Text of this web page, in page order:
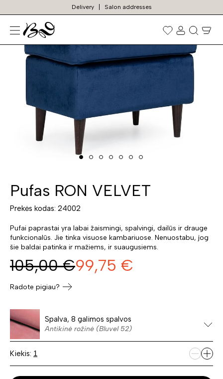
Delivery Salon addresses
Prekių
paieška
N
Pufas RON VELVET
Prekės kodas: 24002
Pufai paprastai yra labai žaismingi, spalvingi, dailūs ir drauge
funkcionalūs. Jie tinka visuose kambariuose. Nenuostabu, jog
šie baldai patinka ir mažiems, ir suaugusiems.
105,00 €99,75 €
Radote pigiau?
Spalva, 8 galimos spalvos
Antikinė rožinė (Bluvel 52)
Kiekis: